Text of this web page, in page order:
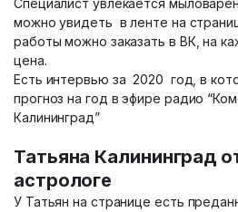
Специалист увлекается
можно увидеть в ленте на
работы можно заказать в ВК, на
цена.
Есть интервью за 2020 год, в
прогноз на год в эфире радио
Калининград”
Татьяна Калининград
астрологе
У Татьян на странице есть